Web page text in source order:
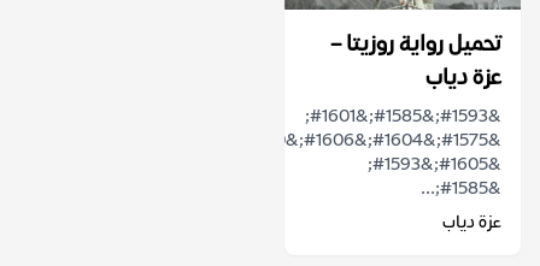
تحميل رواية روزيتا –
عزة دياب
&#1593;&#1585;&#1601;
&#1605;&#1593;
&#1585;...
عزة دياب